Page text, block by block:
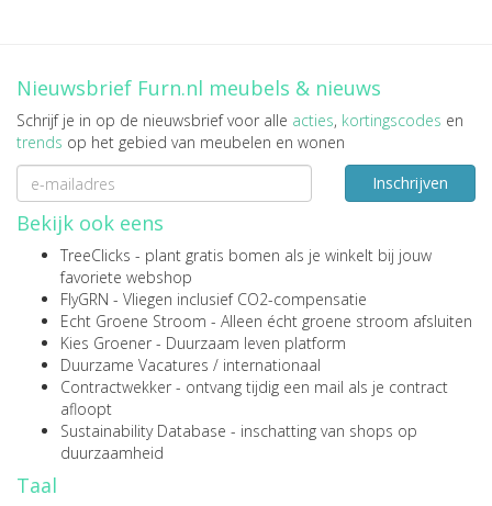
Nieuwsbrief Furn.nl meubels & nieuws
Schrijf je in op de nieuwsbrief voor alle acties, kortingscodes en
trends op het gebied van meubelen en wonen
Inschrijven
Bekijk ook eens
TreeClicks - plant gratis bomen als je winkelt bij jouw
favoriete webshop
FlyGRN - Vliegen inclusief CO2-compensatie
Echt Groene Stroom - Alleen écht groene stroom afsluiten
Kies Groener - Duurzaam leven platform
Duurzame Vacatures / internationaal
Contractwekker - ontvang tijdig een mail als je contract
afloopt
Sustainability Database - inschatting van shops op
duurzaamheid
Taal